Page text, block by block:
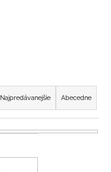
Najpredávanejšie Abecedne